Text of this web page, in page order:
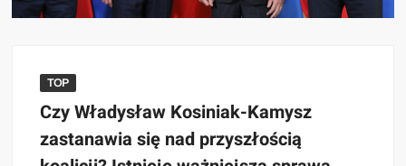
TOP
Czy Władysław Kosiniak-Kamysz
zastanawia się nad przyszłością